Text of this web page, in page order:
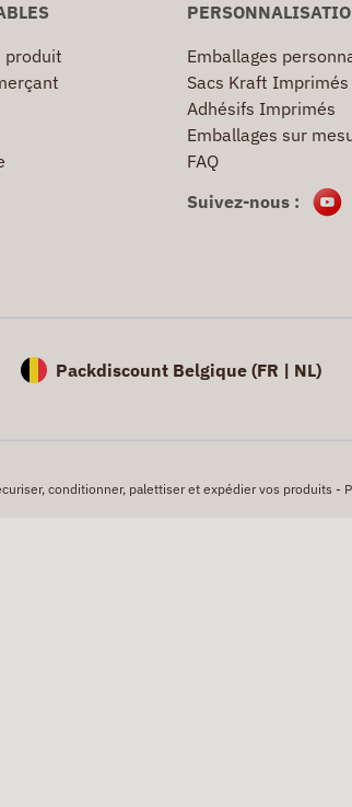
produit
Emballages
Sacs Kraft Imprimés
Adhésifs Imprimés
Emballages sur
FAQ
Suivez-nous :
Packdiscount Belgique (FR | NL)
conditionner, palettiser et expédier vos produits -